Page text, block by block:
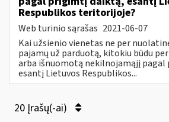
Respublikos teritorijoje?
Web turinio sąrašas 2021-06-07
Kai užsienio vienetas ne per
pajamų už parduotą, kitokiu būdu
arba išnuomotą nekilnojamąjį
esantį Lietuvos Respublikos...
20 Įrašų(-ai)